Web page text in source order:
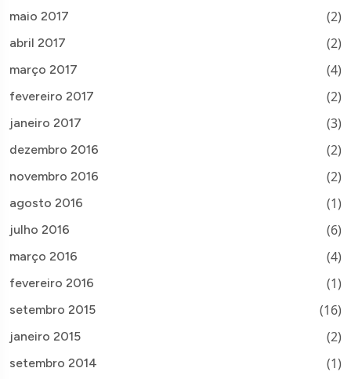
maio 2017 (2)
abril 2017 (2)
março 2017 (4)
fevereiro 2017 (2)
janeiro 2017 (3)
dezembro 2016 (2)
novembro 2016 (2)
agosto 2016 (1)
julho 2016 (6)
março 2016 (4)
fevereiro 2016 (1)
setembro 2015 (16)
janeiro 2015 (2)
setembro 2014 (1)